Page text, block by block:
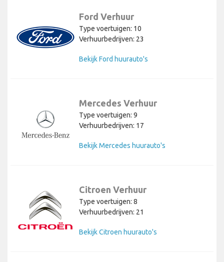
Ford Verhuur
Type voertuigen: 10
Verhuurbedrijven: 23
Bekijk Ford huurauto's
Mercedes Verhuur
Type voertuigen: 9
Verhuurbedrijven: 17
Bekijk Mercedes huurauto's
Citroen Verhuur
Type voertuigen: 8
Verhuurbedrijven: 21
Bekijk Citroen huurauto's